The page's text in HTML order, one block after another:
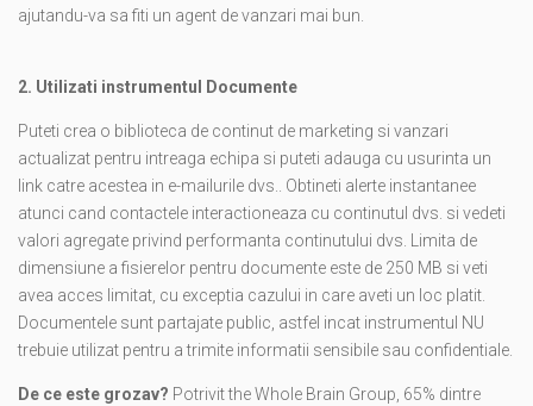
ajutandu-va sa fiti un agent de vanzari mai bun.
2. Utilizati instrumentul Documente
Puteti crea o biblioteca de continut de marketing si vanzari
actualizat pentru intreaga echipa si puteti adauga cu usurinta un
link catre acestea in e-mailurile dvs.. Obtineti alerte instantanee
atunci cand contactele interactioneaza cu continutul dvs. si vedeti
valori agregate privind performanta continutului dvs. Limita de
dimensiune a fisierelor pentru documente este de 250 MB si veti
avea acces limitat, cu exceptia cazului in care aveti un loc platit.
Documentele sunt partajate public, astfel incat instrumentul NU
trebuie utilizat pentru a trimite informatii sensibile sau confidentiale.
De ce este grozav? Potrivit the Whole Brain Group, 65% dintre